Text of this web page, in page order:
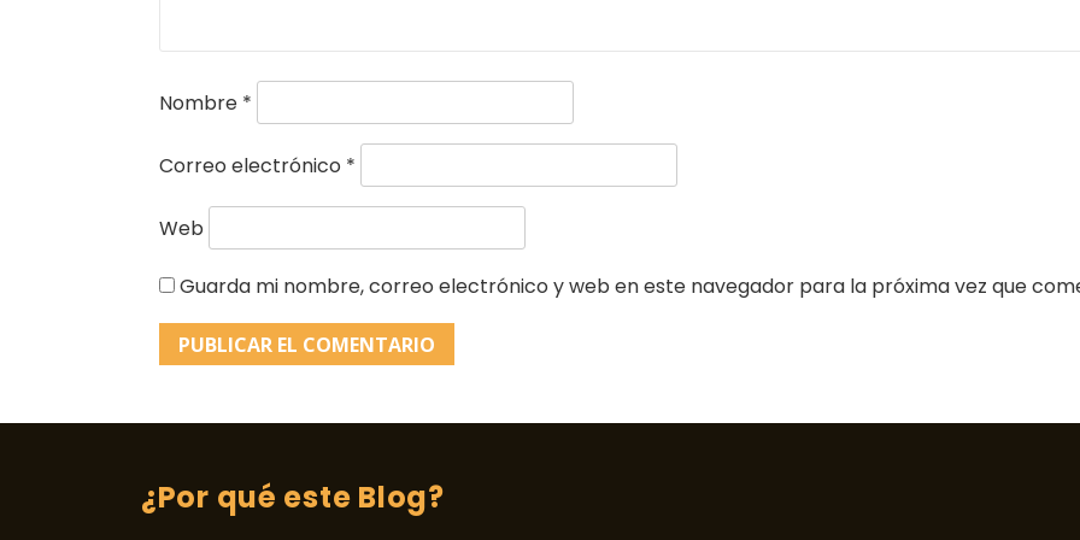
Nombre *
Correo electrónico *
Web
Guarda mi nombre, correo electrónico y web en este navegador para la próxima vez que
¿Por qué este Blog?